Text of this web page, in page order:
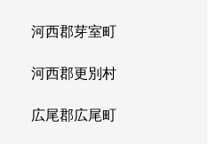
河西郡芽室町
河西郡更別村
広尾郡広尾町